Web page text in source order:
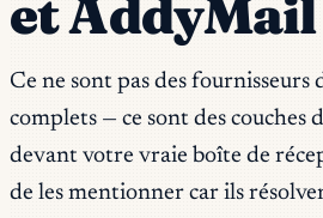
et AddyMail
Ce ne sont pas des fournisseurs
complets — ce sont des couches
devant votre vraie boîte de
de les mentionner car ils